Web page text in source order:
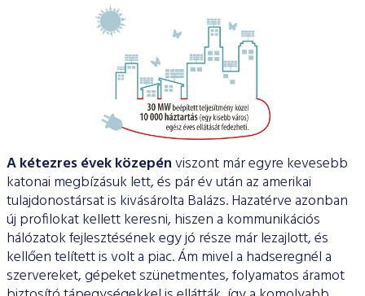
A kétezres évek közepénviszont már egyre kevesebb
kato­nai megbízásuk lett, és pár év után az amerikai
tulajdonostársat is kivásárolta Balázs. Hazatérve azonban
új profilokat kellett keres­ni, hiszen a kommunikációs
hálózatok fejlesztésének egy jó része már lezajlott, és
kellően telített is volt a piac. Ám mivel a hadse­regnél a
szervereket, gépeket szünetmentes, folyamatos áramot